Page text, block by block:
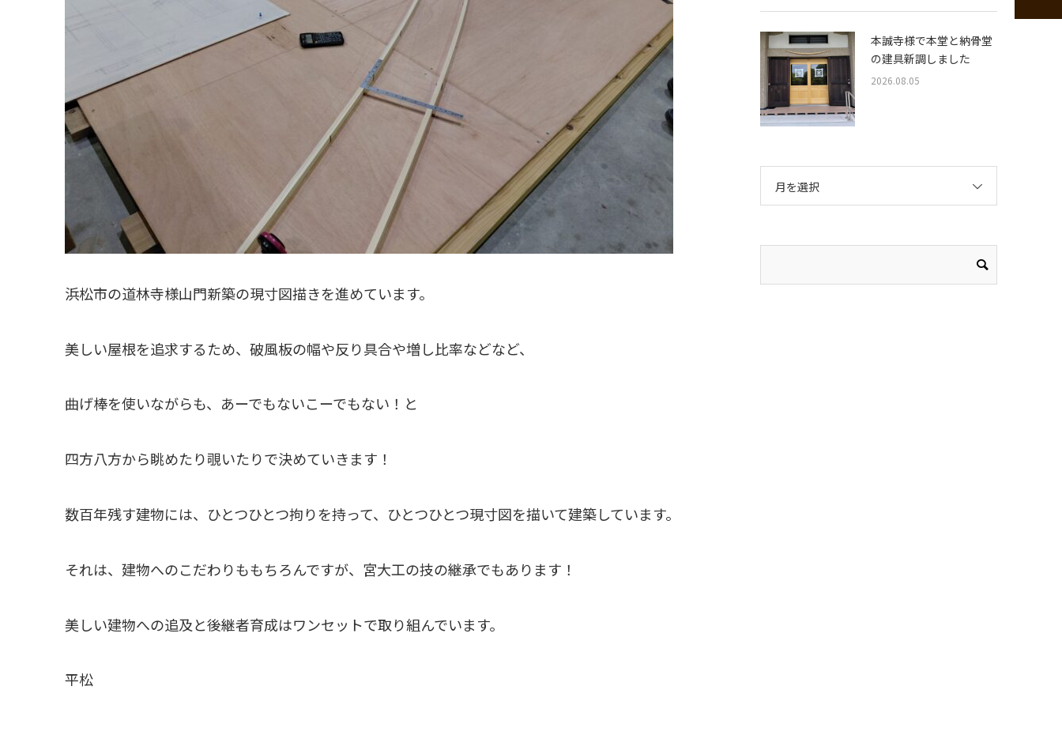
浜松市の道林寺様山門新築の現寸図描きを進めています。
美しい屋根を追求するため、破風板の幅や反り具合や増し比率などなど、
曲げ棒を使いながらも、あーでもないこーでもない！と
四方八方から眺めたり覗いたりで決めていきます！
数百年残す建物には、ひとつひとつ拘りを持って、ひとつひとつ現寸図を描いて建築しています。
それは、建物へのこだわりももちろんですが、宮大工の技の継承でもあります！
美しい建物への追及と後継者育成はワンセットで取り組んでいます。
平松
本誠寺様で本堂と納骨堂
の建具新調しました
2026.08.05
月を選択